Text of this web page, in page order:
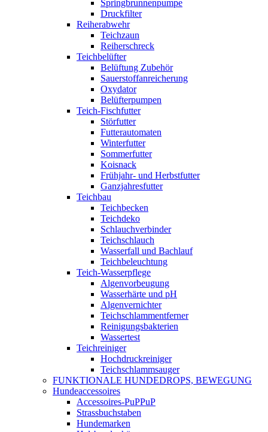
Springbrunnenpumpe
Druckfilter
Reiherabwehr
Teichzaun
Reiherschreck
Teichbelüfter
Belüftung Zubehör
Sauerstoffanreicherung
Oxydator
Belüfterpumpen
Teich-Fischfutter
Störfutter
Futterautomaten
Winterfutter
Sommerfutter
Koisnack
Frühjahr- und Herbstfutter
Ganzjahresfutter
Teichbau
Teichbecken
Teichdeko
Schlauchverbinder
Teichschlauch
Wasserfall und Bachlauf
Teichbeleuchtung
Teich-Wasserpflege
Algenvorbeugung
Wasserhärte und pH
Algenvernichter
Teichschlammentferner
Reinigungsbakterien
Wassertest
Teichreiniger
Hochdruckreiniger
Teichschlammsauger
FUNKTIONALE HUNDEDROPS, BEWEGUNG
Hundeaccessoires
Accessoires-PuPPuP
Strassbuchstaben
Hundemarken